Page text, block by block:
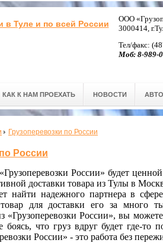
в Туле и по всей России
ООО
3000414,
Тел/факс:
Моб: 8-989-
КАК К НАМ ПРОЕХАТЬ НОВОСТИ
Грузоперевозки по России
России
России» будет
доставки товара из Тулы в
найти надежного партнера в
для доставки его за много
«Грузоперевозки России», вы
что груз вдруг будет где-то
России» - это работа без